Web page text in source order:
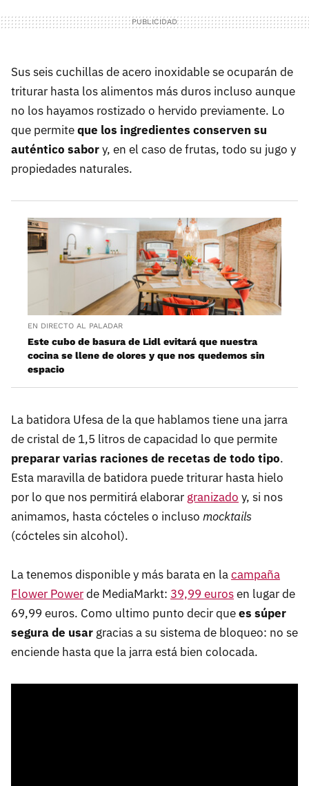
Sus seis cuchillas de acero inoxidable se ocuparán de
triturar hasta los alimentos más duros incluso aunque
no los hayamos rostizado o hervido previamente. Lo
que permiteque los ingredientes conserven su
auténtico sabory, en el caso de frutas, todo su jugo y
propiedades naturales.
EN DIRECTO AL PALADAR
Este cubo de basura de Lidl evitará que nuestra
cocina se llene de olores y que nos quedemos sin
espacio
La batidora Ufesa de la que hablamos tiene una jarra
de cristal de 1,5 litros de capacidad lo que permite
preparar varias raciones de recetas de todo tipo.
Esta maravilla de batidora puede triturar hasta hielo
por lo que nos permitirá elaborar granizado y, si nos
animamos, hasta cócteles o incluso mocktails
(cócteles sin alcohol).
La tenemos disponible y más barata en lacampaña
Flower Powerde MediaMarkt: 39,99 eurosen lugar de
69,99 euros. Como ultimo punto decir quees súper
segura de usar gracias a su sistema de bloqueo: no se
enciende hasta que la jarra está bien colocada.